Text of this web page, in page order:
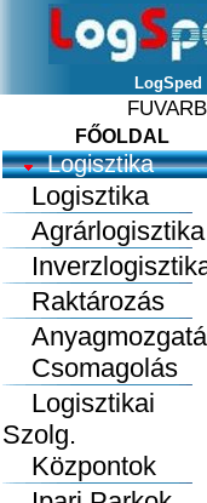
FŐOLDAL
Logisztika
Logisztika
Agrárlogisztika
Raktározás
Csomagolás
Logisztikai
Szolg.
Központok